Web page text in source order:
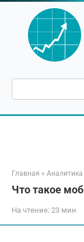
Перейти
контенту
Поиск:
Главная » Аналитика
Что такое
На чтение: 23 мин